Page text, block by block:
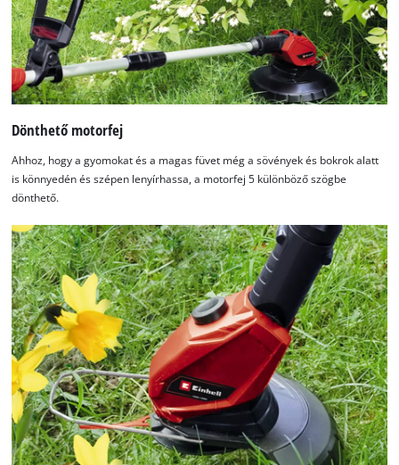
Dönthető motorfej
Ahhoz, hogy a gyomokat és a magas füvet még a sövények és bokrok alatt
is könnyedén és szépen lenyírhassa, a motorfej 5 különböző szögbe
dönthető.